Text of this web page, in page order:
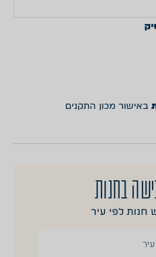
באישור מכון התקנים
בחנות
חנות לפי עיר